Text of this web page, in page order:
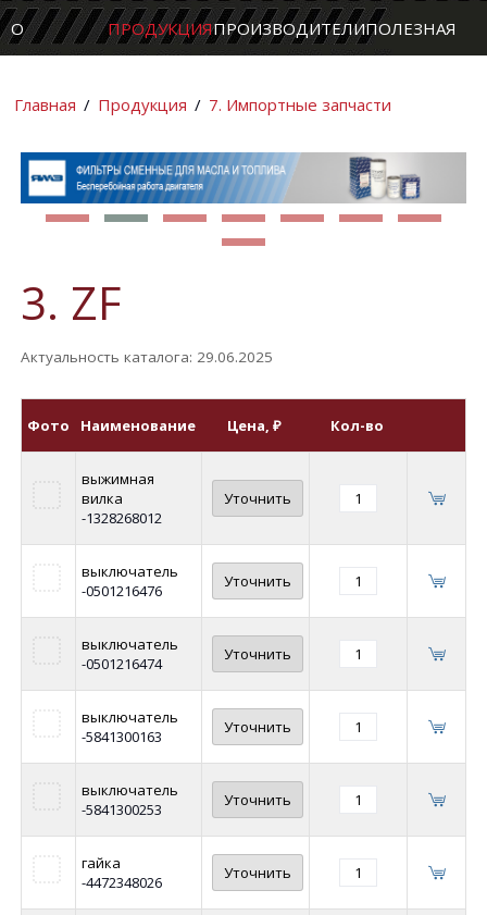
О ПРОДУКЦИЯПРОИЗВОДИТЕЛИПОЛЕЗНАЯ
Главная / Продукция / 7. Импортные запчасти
3. ZF
Актуальность каталога: 29.06.2025
Фото Наименование Цена, ₽ Кол-во
выжимная
вилка
-1328268012
Уточнить
выключатель
-0501216476
Уточнить
выключатель
-0501216474
Уточнить
выключатель
-5841300163
Уточнить
выключатель
-5841300253
Уточнить
гайка
-4472348026
Уточнить